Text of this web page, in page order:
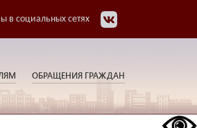
в социальных сетях
ОБРАЩЕНИЯ ГРАЖДАН